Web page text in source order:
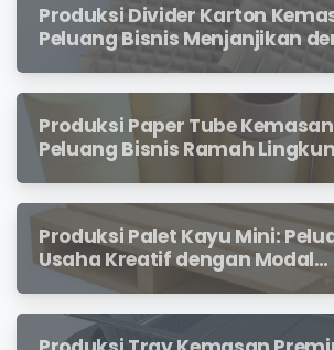
Produksi Divider Karton
Peluang Bisnis Menjanjikan
Permintaan yang Terus
Produksi Paper Tube
Peluang Bisnis Ramah
Produksi Palet Kayu Mini:
Usaha Kreatif dengan Modal
Terjangkau dan Potensi